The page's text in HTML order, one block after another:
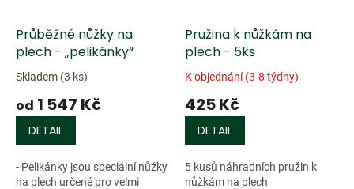
Průběžné nůžky na
plech - „pelikánky“
Skladem (3 ks)
od 1 547 Kč
DETAIL
- Pelikánky jsou speciální nůžky
na plech určené pro velmi
Pružina k nůžkám na
plech - 5ks
K objednání (3-8 týdny)
425 Kč
DETAIL
5 kusů náhradních pružin k
nůžkám na plech